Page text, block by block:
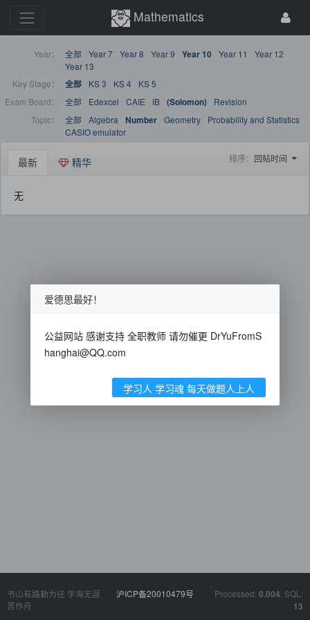
Mathematics
Year： 全部 Year 7 Year 8 Year 9 Year 10 Year 11
Year 12
Year 13
Key Stage：
全部 KS 3 KS 4
KS 5
Exam Board：
全部 Edexcel CAIE IB (Solomon)
Revision
Topic：
全部 Algebra Number Geometry
Probability and Statistics
CASIO emulator
最新 精华 排序： 回帖时间
无
书山有路勤为径 学海无涯
苦作舟
沪ICP备20010479号 Processed: 0.004 , SQL:
13
爱德思最好！
公益网站 感谢支持 全职教师 请勿催更 DrYuFromS
hanghai@QQ.com
学习人 学习魂 每天做题人上人